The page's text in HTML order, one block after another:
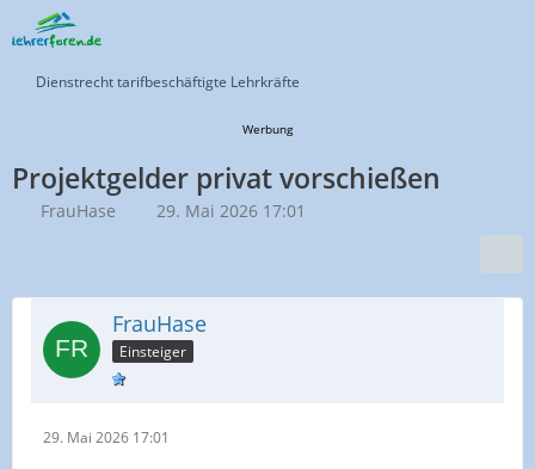
Dienstrecht tarifbeschäftigte Lehrkräfte
Werbung
Projektgelder privat vorschießen
FrauHase 29. Mai 2026 17:01
FrauHase
Einsteiger
29. Mai 2026 17:01